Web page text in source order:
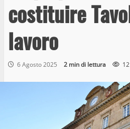
costituire
lavoro
6 Agosto 2025 2 min di lettura